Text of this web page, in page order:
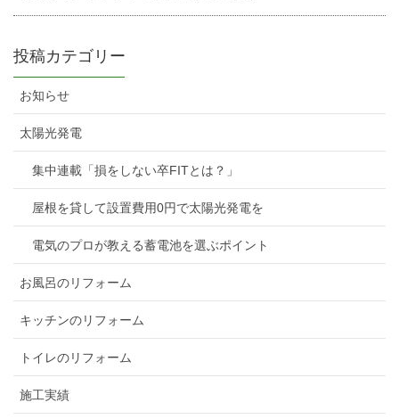
投稿カテゴリー
お知らせ
太陽光発電
集中連載「損をしない卒FITとは？」
屋根を貸して設置費用0円で太陽光発電を
電気のプロが教える蓄電池を選ぶポイント
お風呂のリフォーム
キッチンのリフォーム
トイレのリフォーム
施工実績